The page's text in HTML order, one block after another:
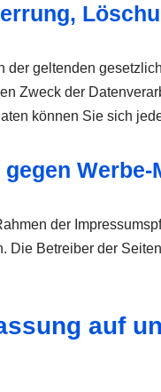
der geltenden
Zweck der
können Sie sich
Werbe-
der
Die Betreiber der
auf